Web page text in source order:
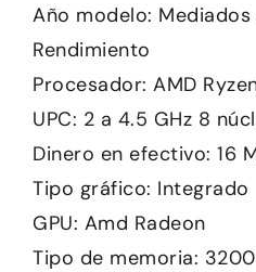
Año modelo:
Rendimiento
Procesador: AMD
UPC: 2 a 4.5 GHz 8
Dinero en efectivo: 16
Tipo gráfico: Integrado
GPU: Amd Radeon
Tipo de memoria: 3200